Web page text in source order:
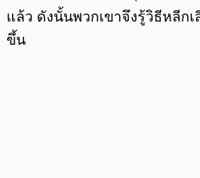
แล้ว ดังนั้นพวกเขาจึงรู้วิธีหลีกเ
ขึ้น